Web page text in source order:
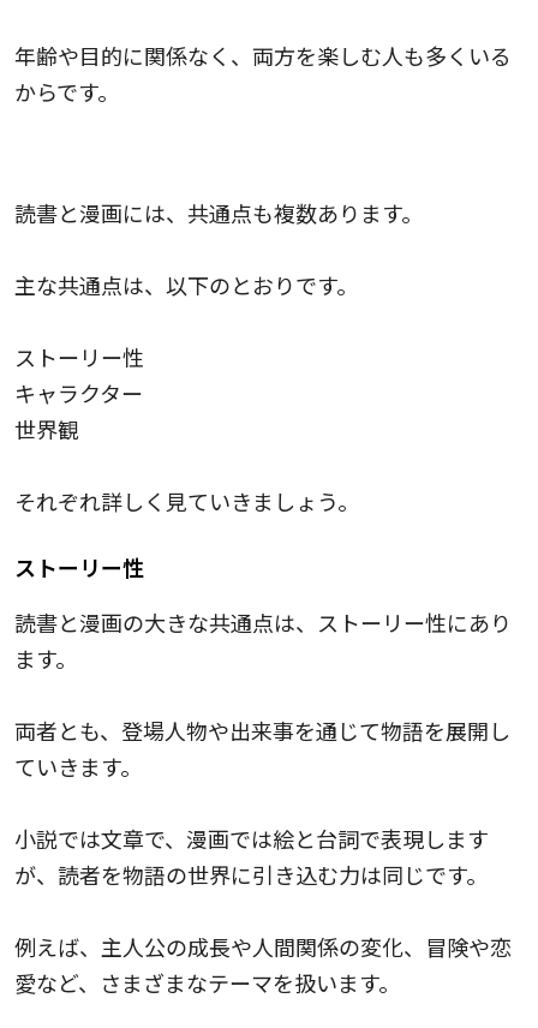
年齢や目的に関係なく、両方を楽しむ人も多くいる
からです。
読書と漫画には、共通点も複数あります。
主な共通点は、以下のとおりです。
ストーリー性
キャラクター
世界観
それぞれ詳しく見ていきましょう。
ストーリー性
読書と漫画の大きな共通点は、ストーリー性にあり
ます。
両者とも、登場人物や出来事を通じて物語を展開し
ていきます。
小説では文章で、漫画では絵と台詞で表現します
が、読者を物語の世界に引き込む力は同じです。
例えば、主人公の成長や人間関係の変化、冒険や恋
愛など、さまざまなテーマを扱います。